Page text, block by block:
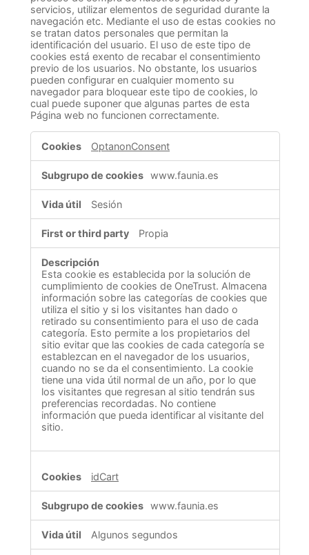
servicios, utilizar elementos de seguridad durante la
navegación etc. Mediante el uso de estas cookies no
se tratan datos personales que permitan la
identificación del usuario. El uso de este tipo de
cookies está exento de recabar el consentimiento
previo de los usuarios. No obstante, los usuarios
pueden configurar en cualquier momento su
navegador para bloquear este tipo de cookies, lo
cual puede suponer que algunas partes de esta
Página web no funcionen correctamente.
Técnicas
estrictamente
necesarias
OptanonConsent
www.faunia.es
Sesión
Propia
Esta cookie es establecida por la solución de
cumplimiento de cookies de OneTrust. Almacena
información sobre las categorías de cookies que
utiliza el sitio y si los visitantes han dado o
retirado su consentimiento para el uso de cada
categoría. Esto permite a los propietarios del
sitio evitar que las cookies de cada categoría se
establezcan en el navegador de los usuarios,
cuando no se da el consentimiento. La cookie
tiene una vida útil normal de un año, por lo que
los visitantes que regresan al sitio tendrán sus
preferencias recordadas. No contiene
información que pueda identificar al visitante del
sitio.
idCart
www.faunia.es
Algunos segundos